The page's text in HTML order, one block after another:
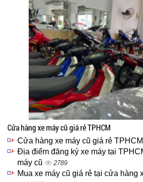
Cửa hàng xe máy cũ giá rẻ TPHCM
Cửa hàng xe máy cũ giá rẻ TPHCM
Địa điểm đăng ký xe máy tại
máy cũ
2789
Mua xe máy cũ giá rẻ tại cửa hàng